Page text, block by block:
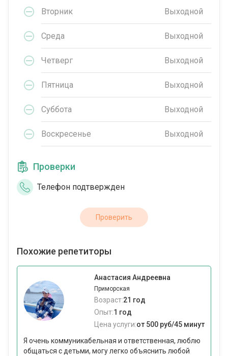
Вторник Выходной
Среда Выходной
Четверг Выходной
Пятница Выходной
Суббота Выходной
Воскресенье Выходной
Проверки
Телефон подтвержден
Проверить
Похожие репетиторы
Анастасия Андреевна
Приморская
Возраст:21 год
Опыт:1 год
Цена услуги:от 500 руб/45 минут
Я очень коммуникабельная и ответственная, люблю
общаться с детьми, могу легко объяснить любой